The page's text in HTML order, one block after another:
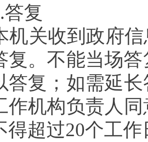
复
收到政府信
复。不能当场
答复；如需延
作机构负责人
得超过20个工作